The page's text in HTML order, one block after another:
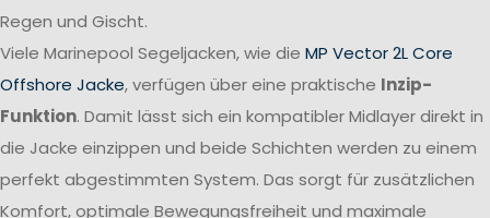
Regen und Gischt.
Viele Marinepool Segeljacken, wie die MP Vector 2L Core
Offshore Jacke, verfügen über eine praktische Inzip-
Funktion. Damit lässt sich ein kompatibler Midlayer direkt in
die Jacke einzippen und beide Schichten werden zu einem
perfekt abgestimmten System. Das sorgt für zusätzlichen
Komfort, optimale Bewegungsfreiheit und maximale